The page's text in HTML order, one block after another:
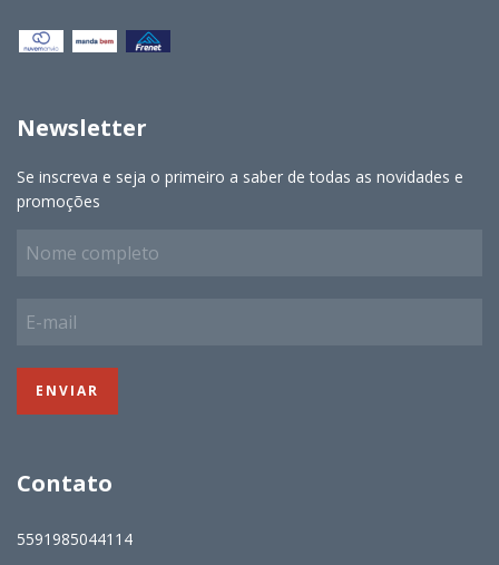
Newsletter
Se inscreva e seja o primeiro a saber de todas as novidades e
promoções
Contato
5591985044114